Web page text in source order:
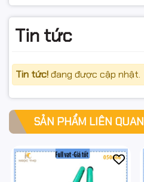
Tin tức
Tin tức!đang được cập nhật.
SẢN PHẨM LIÊN QUAN